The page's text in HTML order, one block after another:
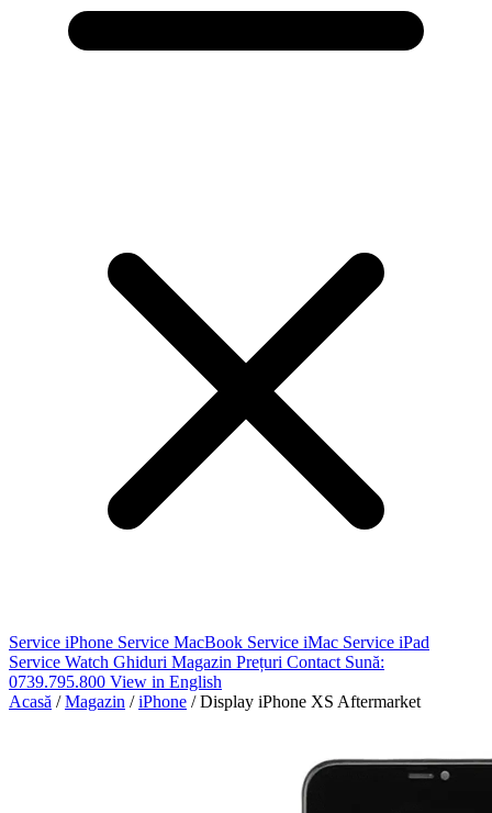
Service iPhone Service MacBook Service iMac Service iPad
Service Watch Ghiduri Magazin Prețuri Contact Sună:
0739.795.800 View in English
Acasă / Magazin / iPhone / Display iPhone XS Aftermarket